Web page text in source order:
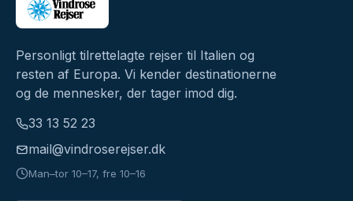
Personligt tilrettelagte rejser til Italien og
resten af Europa. Vi kender destinationerne
og de mennesker, der tager imod dig.
33 13 52 23
mail@vindroserejser.dk
Man–tor 10–17, fre 10–16